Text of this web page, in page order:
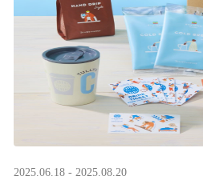
2025.06.18 - 2025.08.20